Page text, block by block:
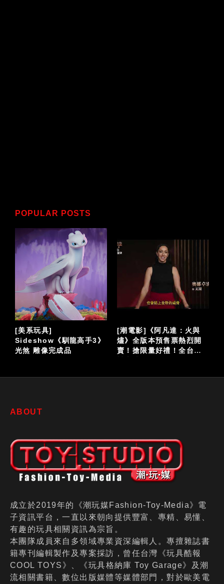
POPULAR POSTS
[美系玩具]
Sideshow《馴龍高手3》
光煞 雕像完成品
[潮電影]《阿凡達：火與
燼》全版本預售票熱烈開
賣！搶限量好禮！全台震
ABOUT
成立於2019年的《潮玩媒Fashion-Toy-Media》電
子資訊平台，一直以來朝向提供豐富、專精、易懂、
有趣的玩具相關資訊為宗旨。
本團隊成員來自多領域專業資深編輯人。專擅雜誌書
籍專刊編輯製作及專案採訪，曾任台灣《玩具酷報
COOL TOYS》、《玩具格納庫 Toy Garage》及潮
流相關書籍、數位出版媒體等媒體部門，對於歐美電